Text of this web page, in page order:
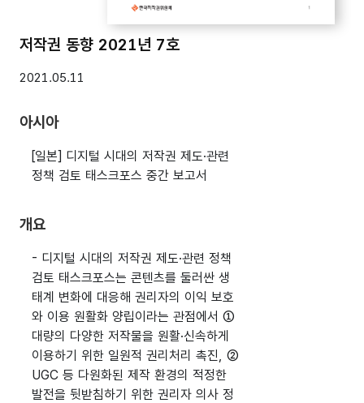
저작권 동향 2021년 7호
2021.05.11
아시아
[일본] 디지털 시대의 저작권 제도·관련
정책 검토 태스크포스 중간 보고서
개요
- 디지털 시대의 저작권 제도·관련 정책
검토 태스크포스는 콘텐츠를 둘러싼 생
태계 변화에 대응해 권리자의 이익 보호
와 이용 원활화 양립이라는 관점에서 ①
대량의 다양한 저작물을 원활·신속하게
이용하기 위한 일원적 권리처리 촉진, ②
UGC 등 다원화된 제작 환경의 적정한
발전을 뒷받침하기 위한 권리자 의사 정